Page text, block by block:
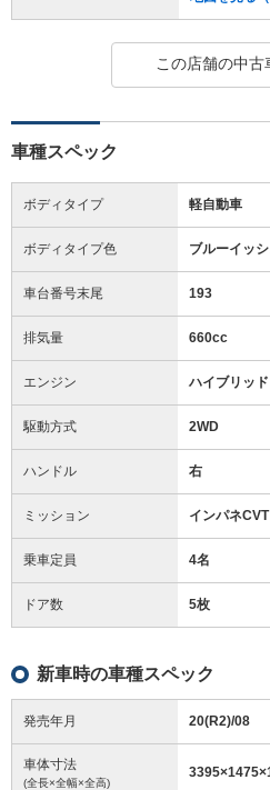
この店舗の中古
車種スペック
ボディタイプ 軽自動車
ボディタイプ色 ブルーイッ
車台番号末尾 193
排気量 660cc
エンジン ハイブリッド
駆動方式 2WD
ハンドル 右
ミッション インパネCVT
乗車定員 4名
ドア数 5枚
新車時の車種スペック
発売年月 20(R2)/08
車体寸法
(全長×全幅×全高)
3395×1475×